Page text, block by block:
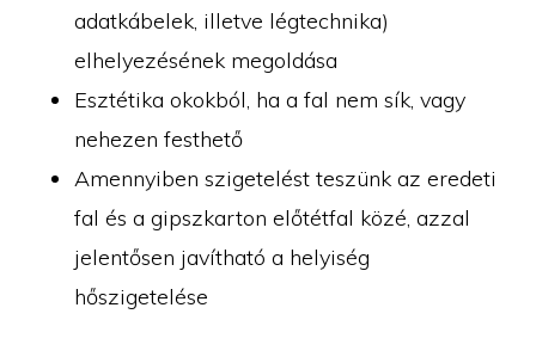
adatkábelek, illetve légtechnika)
elhelyezésének megoldása
Esztétika okokból, ha a fal nem sík, vagy
nehezen festhető
Amennyiben szigetelést teszünk az eredeti
fal és a gipszkarton előtétfal közé, azzal
jelentősen javítható a helyiség
hőszigetelése